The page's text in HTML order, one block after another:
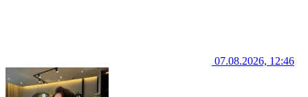
07.08.2026, 12:46